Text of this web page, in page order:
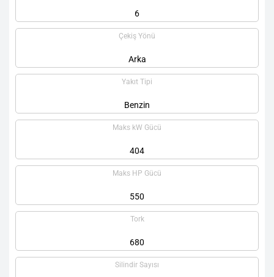
6
Çekiş Yönü
Arka
Yakıt Tipi
Benzin
Maks kW Gücü
404
Maks HP Gücü
550
Tork
680
Silindir Sayısı